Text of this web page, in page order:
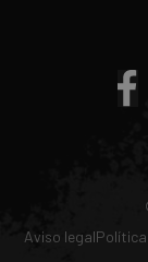
Aviso legal